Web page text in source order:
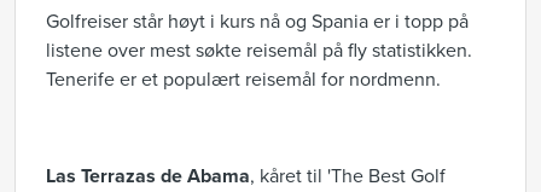
Golfreiser står høyt i kurs nå og Spania er i topp på
listene over mest søkte reisemål på fly statistikken.
Tenerife er et populært reisemål for nordmenn.
Las Terrazas de Abama, kåret til 'The Best Golf